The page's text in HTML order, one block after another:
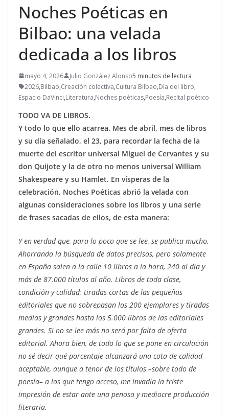
Noches Poéticas en
Bilbao: una velada
dedicada a los libros
mayo 4, 2026 Julio González Alonso5 minutos de lectura
2026,Bilbao,Creación colectiva,Cultura Bilbao,Día del libro,
Espacio DaVinci,Literatura,Noches poéticas,Poesía,Recital poético
TODO VA DE LIBROS.
Y todo lo que ello acarrea. Mes de abril, mes de libros
y su día señalado, el 23, para recordar la fecha de la
muerte del escritor universal Miguel de Cervantes y su
don Quijote y la de otro no menos universal William
Shakespeare y su Hamlet. En vísperas de la
celebración, Noches Poéticas abrió la velada con
algunas consideraciones sobre los libros y una serie
de frases sacadas de ellos, de esta manera:
Y en verdad que, para lo poco que se lee, se publica mucho.
Ahorrando la búsqueda de datos precisos, pero solamente
en España salen a la calle 10 libros a la hora, 240 al día y
más de 87.000 títulos al año. Libros de toda clase,
condición y calidad; tiradas cortas de las pequeñas
editoriales que no sobrepasan los 200 ejemplares y tiradas
medias y grandes hasta los 5.000 libros de las editoriales
grandes. Si no se lee más no será por falta de oferta
editorial. Ahora bien, de todo lo que se pone en circulación
no sé decir qué porcentaje alcanzará una cota de calidad
aceptable, aunque a tenor de los títulos –sobre todo de
poesía– a los que tengo acceso, me invadía la triste
impresión de estar ante una penosa y mediocre producción
literaria.